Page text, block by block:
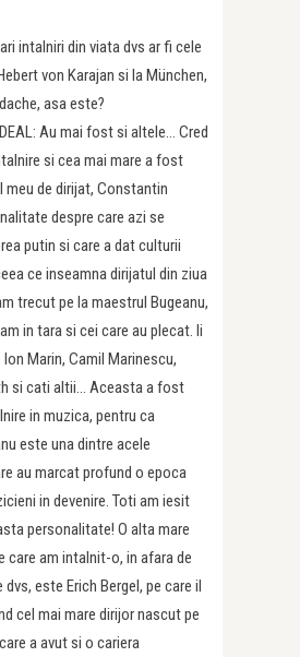
intalniri din viata dvs ar fi cele
von Karajan si la München,
asa este?
Au mai fost si altele… Cred
si cea mai mare a fost
meu de dirijat, Constantin
despre care azi se
putin si care a dat culturii
ce inseamna dirijatul din ziua
trecut pe la maestrul Bugeanu,
in tara si cei care au plecat. Ii
Marin, Camil Marinescu,
si cati altii… Aceasta a fost
in muzica, pentru ca
este una dintre acele
au marcat profund o epoca
in devenire. Toti am iesit
personalitate! O alta mare
care am intalnit-o, in afara de
este Erich Bergel, pe care il
cel mai mare dirijor nascut pe
a avut si o cariera